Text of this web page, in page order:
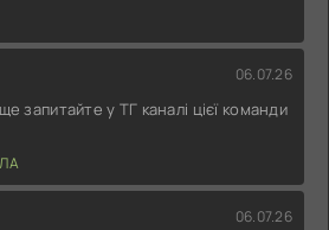
06.07.26
запитайте у ТГ каналі цієї команди
06.07.26